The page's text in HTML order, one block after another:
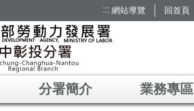
::: 網站導覽 回首頁
分署簡介 業務專區